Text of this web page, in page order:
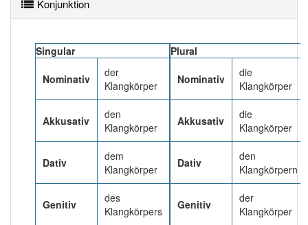
korrekt erraten.
Konjunktion
Singular
Nominativ
der
Klangkörper
Akkusativ
den
Klangkörper
Dativ
dem
Klangkörper
Genitiv
des
Klangkörpers
Plural
Nominativ
die
Klangkörper
Akkusativ
die
Klangkörper
Dativ
den
Klangkörpern
Genitiv
der
Klangkörper